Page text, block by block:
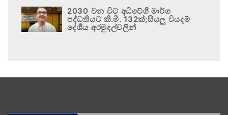
2030 වන විට අධිවේගී මාර්ග
පද්ධතියට කි.මී. 132ක්;සියලු වියදම්
දේශීය අරමුදල්වලින්